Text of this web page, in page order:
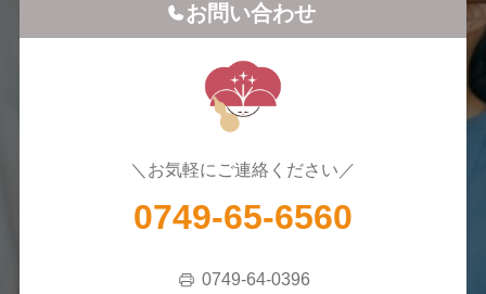
お問い合わせ
＼お気軽にご連絡ください／
0749-65-6560
0749-64-0396